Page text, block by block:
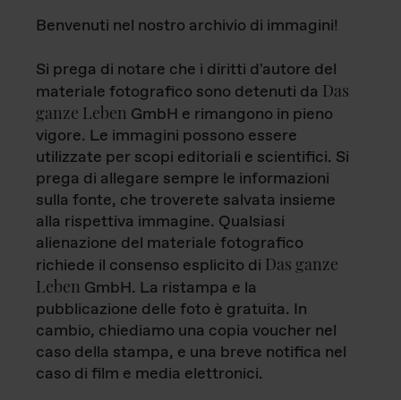
Benvenuti nel nostro archivio di immagini!
Si prega di notare che i diritti d'autore del
materiale fotografico sono detenuti da Das
ganze Leben GmbH e rimangono in pieno
vigore. Le immagini possono essere
utilizzate per scopi editoriali e scientifici. Si
prega di allegare sempre le informazioni
sulla fonte, che troverete salvata insieme
alla rispettiva immagine. Qualsiasi
alienazione del materiale fotografico
richiede il consenso esplicito di Das ganze
Leben GmbH. La ristampa e la
pubblicazione delle foto è gratuita. In
cambio, chiediamo una copia voucher nel
caso della stampa, e una breve notifica nel
caso di film e media elettronici.